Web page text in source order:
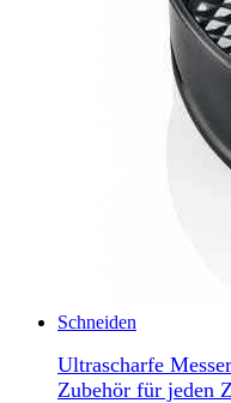
Schneiden
Ultrascharfe
Zubehör für jeden